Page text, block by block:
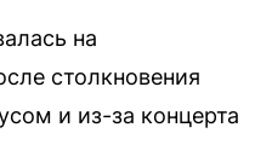
на
столкновения
и из-за концерта